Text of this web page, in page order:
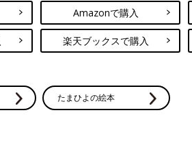
Amazonで購入
楽天ブックスで購入
たまひよの絵本